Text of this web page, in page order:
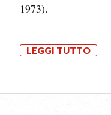
1973).
LEGGI TUTTO